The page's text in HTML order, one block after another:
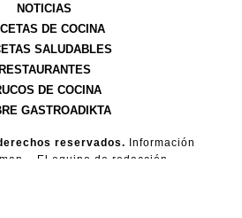
NOTICIAS
DE COCINA
SALUDABLES
DE COCINA
GASTROADIKTA
reservados. Información
El equipo de redacción